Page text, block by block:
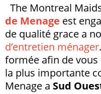
The Montreal
de Menage est
de qualité grace a
d’entretien ménager
formée afin de
la plus importante
Menage a Sud